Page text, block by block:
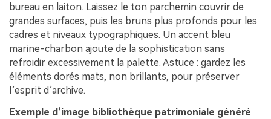
bureau en laiton. Laissez le ton parchemin couvrir de
grandes surfaces, puis les bruns plus profonds pour les
cadres et niveaux typographiques. Un accent bleu
marine-charbon ajoute de la sophistication sans
refroidir excessivement la palette. Astuce : gardez les
éléments dorés mats, non brillants, pour préserver
l’esprit d’archive.
Exemple d’image bibliothèque patrimoniale généré